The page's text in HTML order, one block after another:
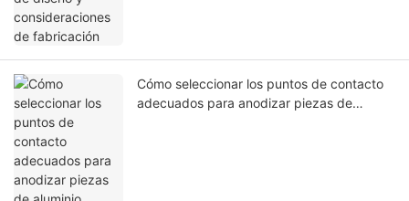
Cómo seleccionar los puntos de contacto
adecuados para anodizar piezas de